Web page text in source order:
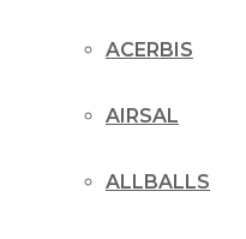
ACERBIS
AIRSAL
ALLBALLS